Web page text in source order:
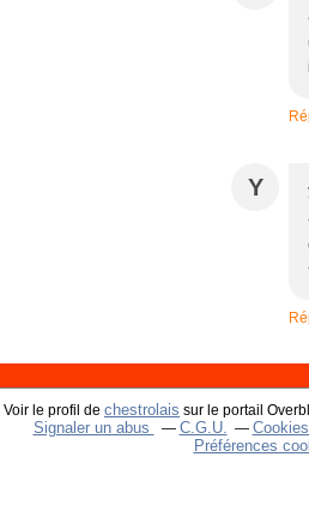
Y
Voir le profil de chestrolais sur le portail
Signaler un abus
C.G.U.
Préférences